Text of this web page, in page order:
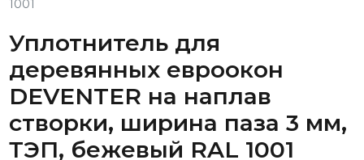
1001
Уплотнитель для
деревянных евроокон
DEVENTER на наплав
створки, ширина паза 3 мм,
ТЭП, бежевый RAL 1001